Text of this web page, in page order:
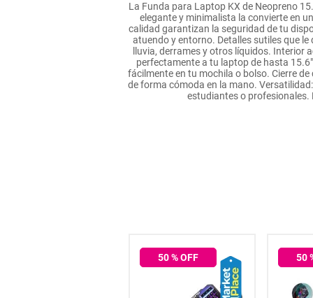
La Funda para Laptop KX de Neopreno
elegante y minimalista la convierte en
calidad garantizan la seguridad de tu
atuendo y entorno. Detalles sutiles que
lluvia, derrames y otros líquidos. Interior
perfectamente a tu laptop de hasta
fácilmente en tu mochila o bolso. Cierre
de forma cómoda en la mano.
estudiantes o profesionales.
50% OFF 50